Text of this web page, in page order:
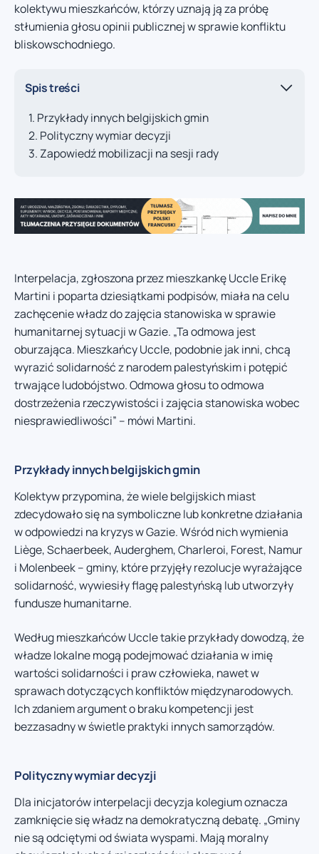
kolektywu mieszkańców, którzy uznają ją za próbę
stłumienia głosu opinii publicznej w sprawie konfliktu
bliskowschodniego.
Spis treści
Przykłady innych belgijskich gmin
Polityczny wymiar decyzji
Zapowiedź mobilizacji na sesji rady
Interpelacja, zgłoszona przez mieszkankę Uccle Erikę
Martini i poparta dziesiątkami podpisów, miała na celu
zachęcenie władz do zajęcia stanowiska w sprawie
humanitarnej sytuacji w Gazie. „Ta odmowa jest
oburzająca. Mieszkańcy Uccle, podobnie jak inni, chcą
wyrazić solidarność z narodem palestyńskim i potępić
trwające ludobójstwo. Odmowa głosu to odmowa
dostrzeżenia rzeczywistości i zajęcia stanowiska wobec
niesprawiedliwości” – mówi Martini.
Przykłady innych belgijskich gmin
Kolektyw przypomina, że wiele belgijskich miast
zdecydowało się na symboliczne lub konkretne działania
w odpowiedzi na kryzys w Gazie. Wśród nich wymienia
Liège, Schaerbeek, Auderghem, Charleroi, Forest, Namur
i Molenbeek – gminy, które przyjęły rezolucje wyrażające
solidarność, wywiesiły flagę palestyńską lub utworzyły
fundusze humanitarne.
Według mieszkańców Uccle takie przykłady dowodzą, że
władze lokalne mogą podejmować działania w imię
wartości solidarności i praw człowieka, nawet w
sprawach dotyczących konfliktów międzynarodowych.
Ich zdaniem argument o braku kompetencji jest
bezzasadny w świetle praktyki innych samorządów.
Polityczny wymiar decyzji
Dla inicjatorów interpelacji decyzja kolegium oznacza
zamknięcie się władz na demokratyczną debatę. „Gminy
nie są odciętymi od świata wyspami. Mają moralny